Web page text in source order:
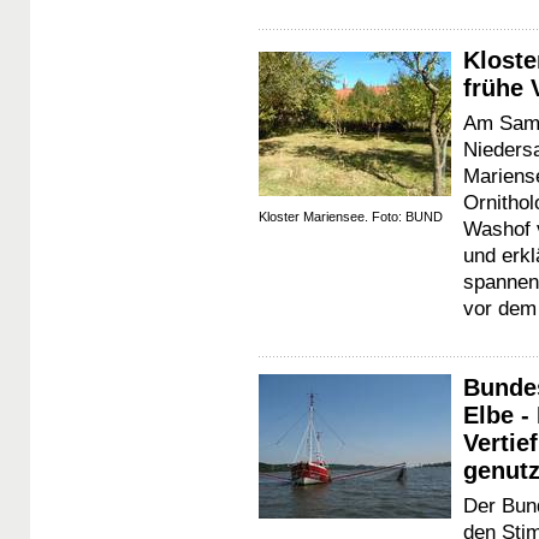
Kloster Mariensee. Foto: BUND
frühe
Am
Washof
und
vor
Elbe -
Der
den